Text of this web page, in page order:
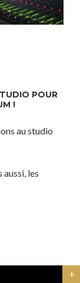
POUR
!
au studio
les